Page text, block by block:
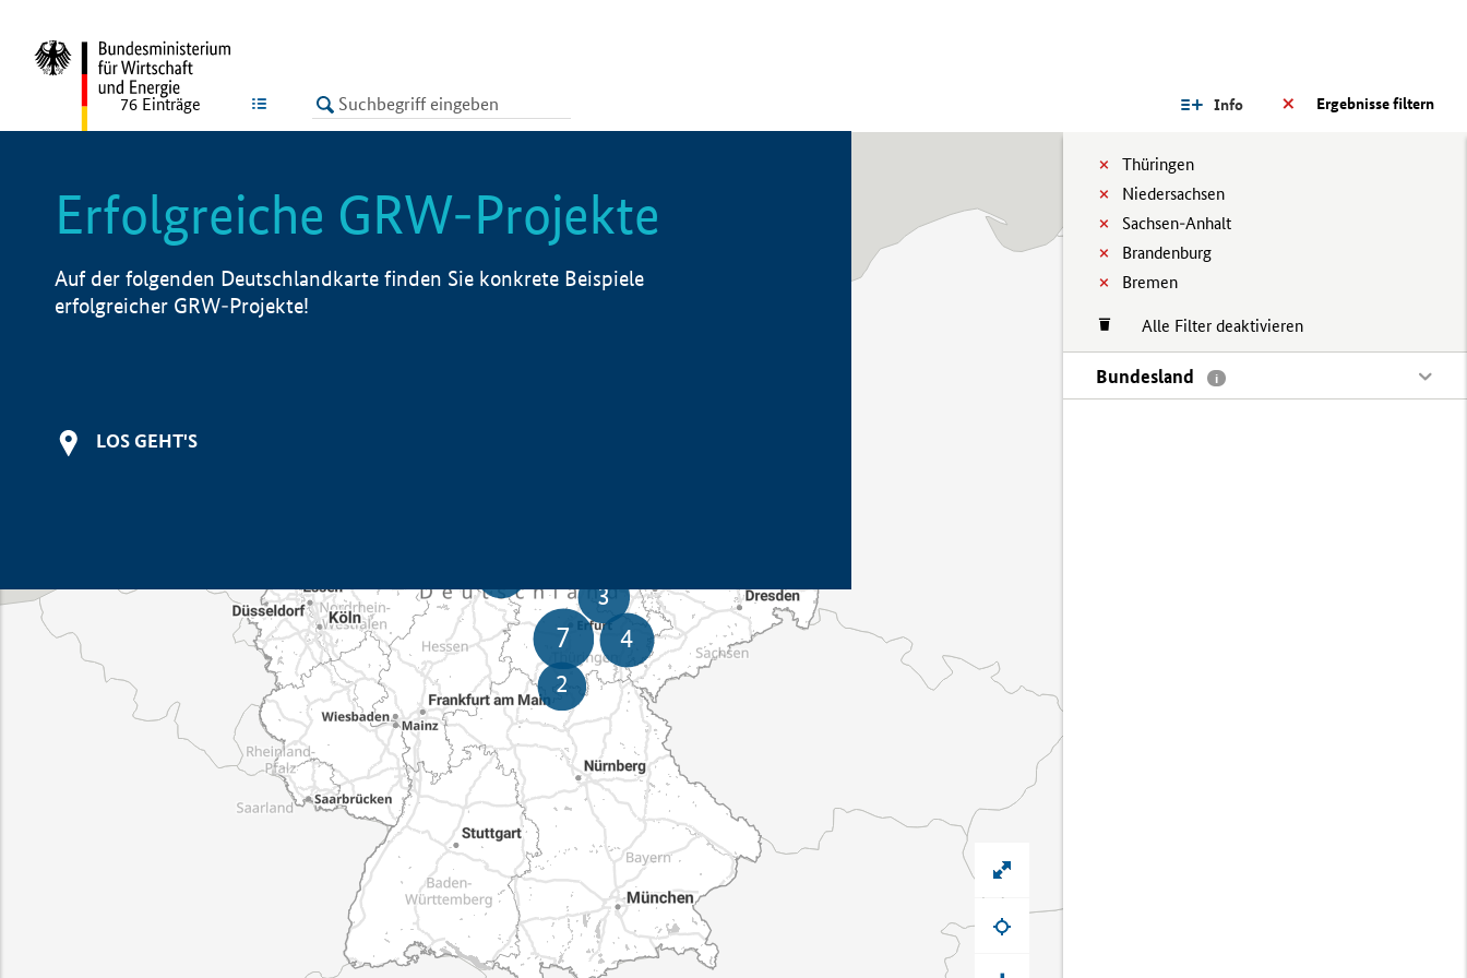
LISTE Ergebnisse filtern
Info
Thüringen
Niedersachsen
Sachsen-Anhalt
Brandenburg
Bremen
Alle Filter deaktivieren
Bundesland i
76 Einträge
Erfolgreiche GRW-Projekte
Auf der folgenden Deutschlandkarte finden Sie konkrete Beispiele
erfolgreicher GRW-Projekte!
LOS GEHT'S